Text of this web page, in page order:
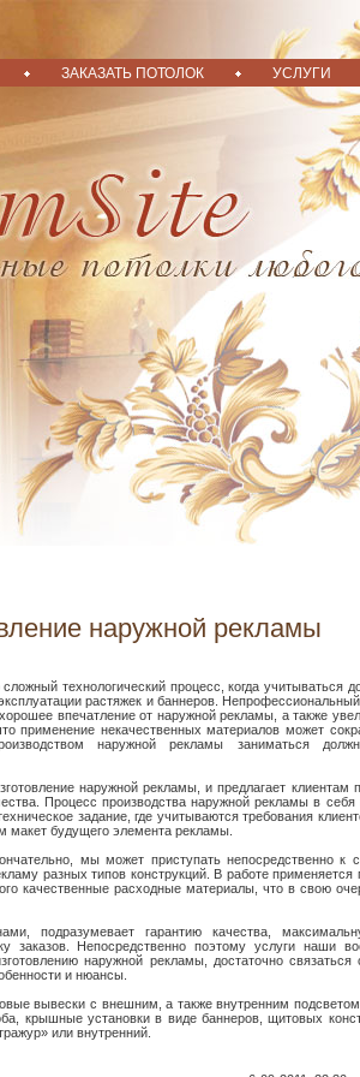
ЗАКАЗАТЬ ПОТОЛОК УСЛУГИ
наружной рекламы
технологический процесс, когда учитываться
растяжек и баннеров.
впечатление от наружной рекламы, а также
применение некачественных материалов может
наружной рекламы заниматься
наружной рекламы, и предлагает клиентам
Процесс производства наружной рекламы в
задание, где учитываются требования
макет будущего элемента рекламы.
мы может приступать непосредственно к
разных типов конструкций. В работе применяется
качественные расходные материалы, что в свою
подразумевает гарантию качества,
заказов. Непосредственно поэтому услуги наши
наружной рекламы, достаточно
и нюансы.
вывески с внешним, а также внутренним
крышные установки в виде баннеров, щитовых
или внутренний.